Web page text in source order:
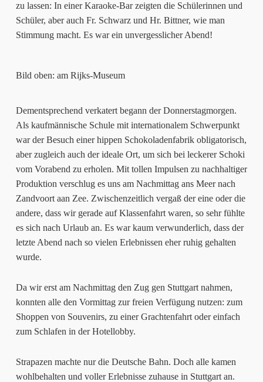
zu lassen: In einer Karaoke-Bar zeigten die Schülerinnen und
Schüler, aber auch Fr. Schwarz und Hr. Bittner, wie man
Stimmung macht. Es war ein unvergesslicher Abend!
Bild oben: am Rijks-Museum
Dementsprechend verkatert begann der Donnerstagmorgen.
Als kaufmännische Schule mit internationalem Schwerpunkt
war der Besuch einer hippen Schokoladenfabrik obligatorisch,
aber zugleich auch der ideale Ort, um sich bei leckerer Schoki
vom Vorabend zu erholen. Mit tollen Impulsen zu nachhaltiger
Produktion verschlug es uns am Nachmittag ans Meer nach
Zandvoort aan Zee. Zwischenzeitlich vergaß der eine oder die
andere, dass wir gerade auf Klassenfahrt waren, so sehr fühlte
es sich nach Urlaub an. Es war kaum verwunderlich, dass der
letzte Abend nach so vielen Erlebnissen eher ruhig gehalten
wurde.
Da wir erst am Nachmittag den Zug gen Stuttgart nahmen,
konnten alle den Vormittag zur freien Verfügung nutzen: zum
Shoppen von Souvenirs, zu einer Grachtenfahrt oder einfach
zum Schlafen in der Hotellobby.
Strapazen machte nur die Deutsche Bahn. Doch alle kamen
wohlbehalten und voller Erlebnisse zuhause in Stuttgart an.